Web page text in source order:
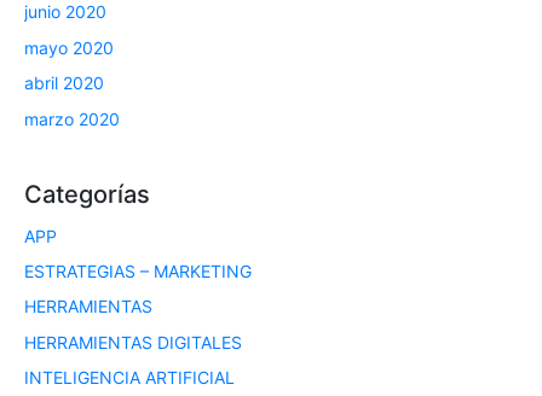
junio 2020
mayo 2020
abril 2020
marzo 2020
Categorías
APP
ESTRATEGIAS – MARKETING
HERRAMIENTAS
HERRAMIENTAS DIGITALES
INTELIGENCIA ARTIFICIAL